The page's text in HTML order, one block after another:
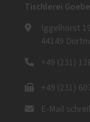
Tischlerei
Iggelhorst
44149
+49 (231)
+49 (231)
E-Mail